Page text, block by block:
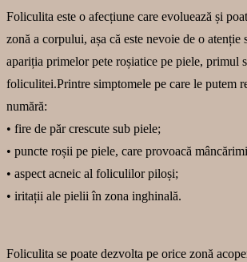
Foliculita este o afecțiune care evoluează și
zonă a corpului, așa că este nevoie de o atenție
apariția primelor pete roșiatice pe piele, primul
foliculitei.Printre simptomele pe care le putem
numără:
• fire de păr crescute sub piele;
• puncte roșii pe piele, care provoacă
• aspect acneic al foliculilor piloși;
• iritații ale pielii în zona inghinală.
Foliculita se poate dezvolta pe orice zonă